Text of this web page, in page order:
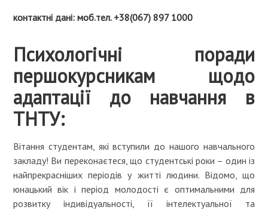
контактні дані: моб.тел. +38(067) 897 1000
Психологічні поради
першокурсникам щодо
адаптації до навчання в
ТНТУ:
Вітання студентам, які вступили до нашого навчального
закладу! Ви переконаєтеся, що студентські роки – один із
найпрекрасніших періодів у житті людини. Відомо, що
юнацький вік і період молодості є оптимальними для
розвитку індивідуальності, її інтелектуальної та